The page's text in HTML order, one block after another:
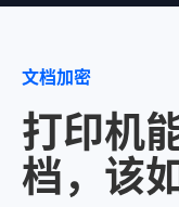
文档加密
打印机
档，该